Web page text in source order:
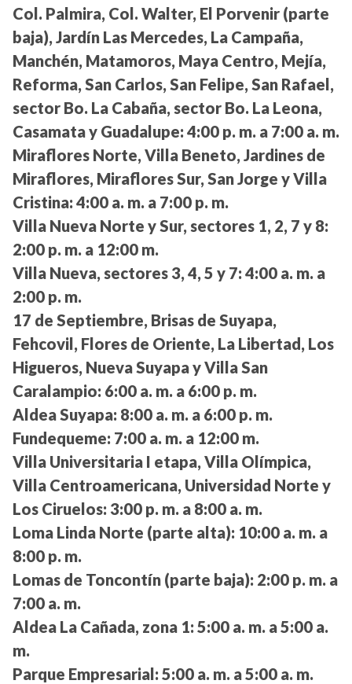
Col. Palmira, Col. Walter, El Porvenir (parte
baja), Jardín Las Mercedes, La Campaña,
Manchén, Matamoros, Maya Centro, Mejía,
Reforma, San Carlos, San Felipe, San Rafael,
sector Bo. La Cabaña, sector Bo. La Leona,
Casamata y Guadalupe: 4:00 p. m. a 7:00 a. m.
Miraflores Norte, Villa Beneto, Jardines de
Miraflores, Miraflores Sur, San Jorge y Villa
Cristina: 4:00 a. m. a 7:00 p. m.
Villa Nueva Norte y Sur, sectores 1, 2, 7 y 8:
2:00 p. m. a 12:00 m.
Villa Nueva, sectores 3, 4, 5 y 7: 4:00 a. m. a
2:00 p. m.
17 de Septiembre, Brisas de Suyapa,
Fehcovil, Flores de Oriente, La Libertad, Los
Higueros, Nueva Suyapa y Villa San
Caralampio: 6:00 a. m. a 6:00 p. m.
Aldea Suyapa: 8:00 a. m. a 6:00 p. m.
Fundequeme: 7:00 a. m. a 12:00 m.
Villa Universitaria I etapa, Villa Olímpica,
Villa Centroamericana, Universidad Norte y
Los Ciruelos: 3:00 p. m. a 8:00 a. m.
Loma Linda Norte (parte alta): 10:00 a. m. a
8:00 p. m.
Lomas de Toncontín (parte baja): 2:00 p. m. a
7:00 a. m.
Aldea La Cañada, zona 1: 5:00 a. m. a 5:00 a.
m.
Parque Empresarial: 5:00 a. m. a 5:00 a. m.